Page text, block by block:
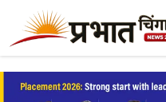
content